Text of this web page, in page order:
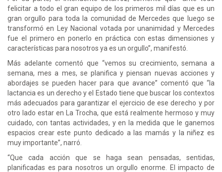
felicitar a todo el gran equipo de los primeros mil días que es un
gran orgullo para toda la comunidad de Mercedes que luego se
transformó en Ley Nacional votada por unanimidad y Mercedes
fue el primero en ponerlo en práctica con estas dimensiones y
características para nosotros ya es un orgullo”, manifestó.
Más adelante comentó que “vemos su crecimiento, semana a
semana, mes a mes, se planifica y piensan nuevas acciones y
abordajes se pueden hacer para que avance” comentó que “la
lactancia es un derecho y el Estado tiene que buscar los contextos
más adecuados para garantizar el ejercicio de ese derecho y por
otro lado estar en La Trocha, que está realmente hermoso y muy
cuidado, con tantas actividades, y en la medida que le ganemos
espacios crear este punto dedicado a las mamás y la niñez es
muy importante”, narró.
“Que cada acción que se haga sean pensadas, sentidas,
planificadas es para nosotros un orgullo enorme. El impacto de